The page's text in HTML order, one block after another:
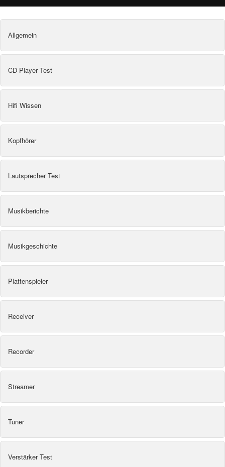
Allgemein
CD Player Test
Hifi Wissen
Kopfhörer
Lautsprecher Test
Musikberichte
Musikgeschichte
Plattenspieler
Receiver
Recorder
Streamer
Tuner
Verstärker Test